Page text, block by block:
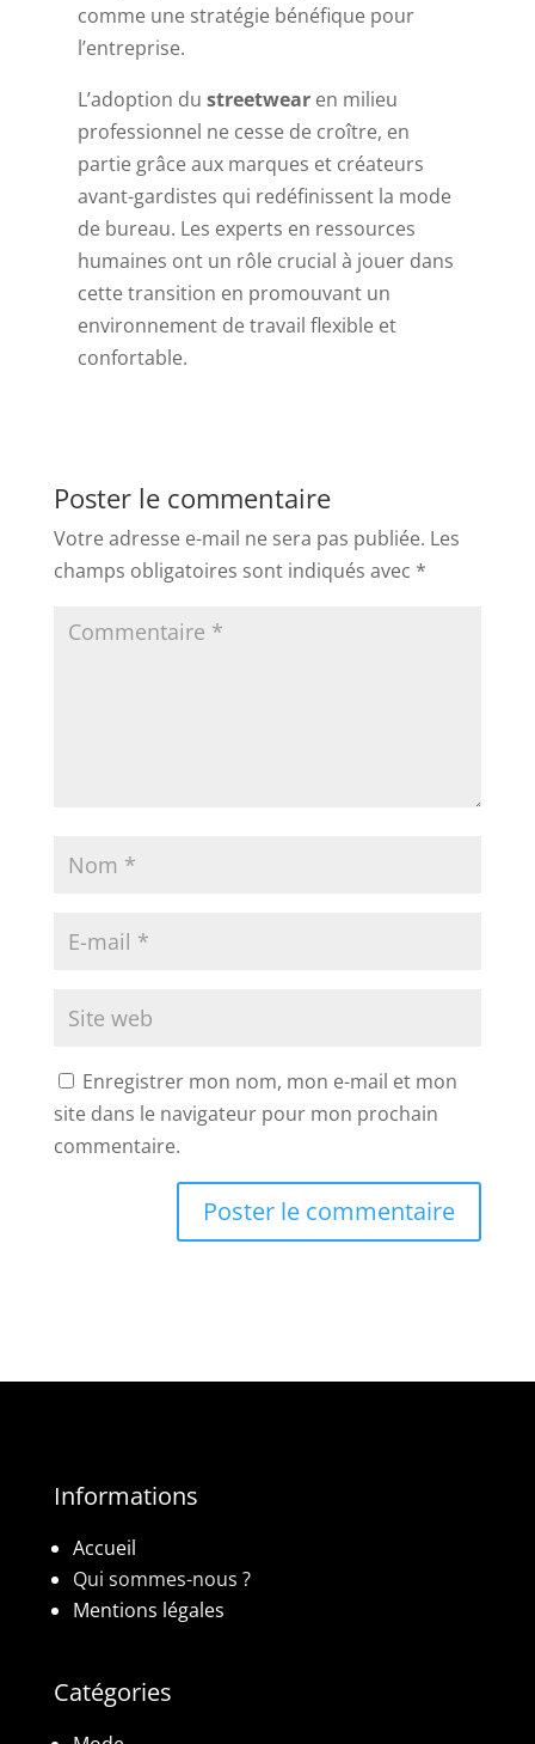
comme une stratégie bénéfique pour
l’entreprise.
L’adoption du streetwearen milieu
professionnel ne cesse de croître, en
partie grâce aux marques et créateurs
avant-gardistes qui redéfinissent la mode
de bureau. Les experts en ressources
humaines ont un rôle crucial à jouer dans
cette transition en promouvant un
environnement de travail flexible et
confortable.
Poster le commentaire
Votre adresse e-mail ne sera pas publiée. Les
champs obligatoires sont indiqués avec *
Enregistrer mon nom, mon e-mail et mon
site dans le navigateur pour mon prochain
commentaire.
Informations
Accueil
Qui sommes-nous ?
Mentions légales
Catégories